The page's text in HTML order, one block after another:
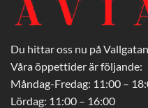
Du hittar oss nu på
Våra öppettider är följande:
Måndag-Fredag: 11:00 –
Lördag: 11:00 – 16:00